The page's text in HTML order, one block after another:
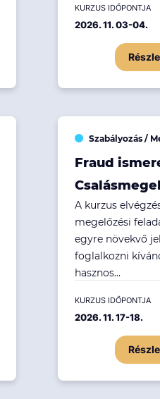
KURZUS IDŐPONTJA
2026. 11. 03-04.
Szabályozás /
Fraud
A kurzus
megelőzési
egyre növekvő
foglalkozni
hasznos...
KURZUS IDŐPONTJA
2026. 11. 17-18.